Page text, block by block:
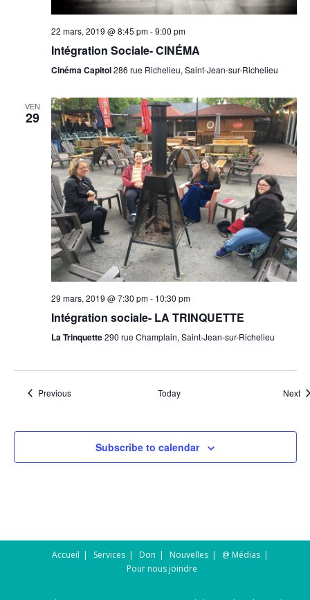
22 mars, 2019 @ 8:45 pm-9:00 pm
Intégration Sociale- CINÉMA
Cinéma Capitol286 rue Richelieu, Saint-Jean-sur-Richelieu
VEN
29
29 mars, 2019 @ 7:30 pm- 10:30 pm
Intégration sociale- LA TRINQUETTE
La Trinquette290 rue Champlain, Saint-Jean-sur-Richelieu
PreviousEvents Today Next
Subscribe to calendar
Accueil Services Don Nouvelles
@ Médias
Pour nous joindre